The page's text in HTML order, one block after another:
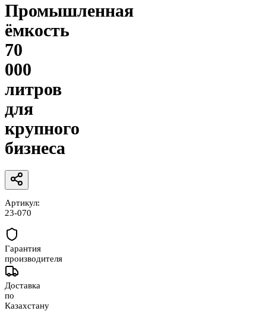
Промышленная
ёмкость
70
000
литров
для
крупного
бизнеса
Артикул:
23-070
Гарантия
производителя
Доставка
по
Казахстану